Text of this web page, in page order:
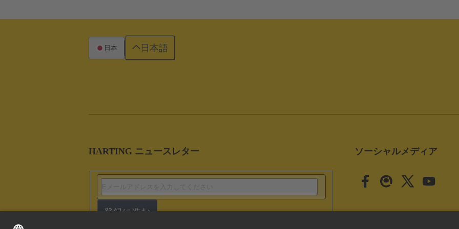
HARTING ニュースレター
登録に進む
ソーシャルメディア
日本 日本語